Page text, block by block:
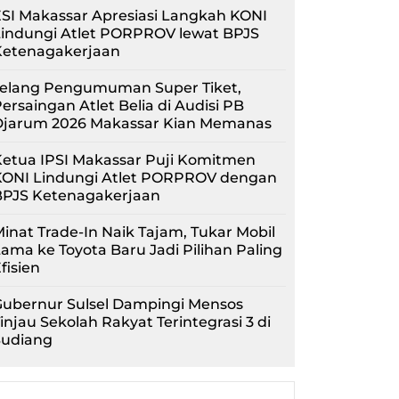
Makassar Apresiasi Langkah KONI
Atlet PORPROV lewat BPJS
Pengumuman Super Tiket,
Atlet Belia di Audisi PB
2026 Makassar Kian Memanas
IPSI Makassar Puji Komitmen
Lindungi Atlet PORPROV dengan
Ketenagakerjaan
Trade-In Naik Tajam, Tukar Mobil
ke Toyota Baru Jadi Pilihan Paling
Sulsel Dampingi Mensos
Sekolah Rakyat Terintegrasi 3 di